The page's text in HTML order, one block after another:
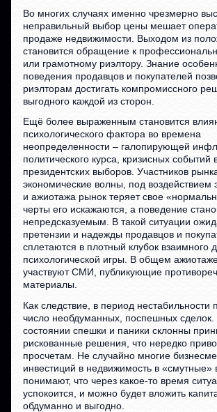
Во многих случаях именно чрезмерно
неправильный выбор цены мешает
продаже недвижимости. Выходом из
становится обращение к
или грамотному риэлтору. Знание
поведения продавцов и покупателей
риэлторам достигать компромиссного
выгодного каждой из сторон.
Ещё более выраженным становится
психологического фактора во времена
неопределенности – галопирующей
политического курса, кризисных событий
президентских выборов. Участников
экономические волны, под воздействием
и ажиотажа рынок теряет свое
черты его искажаются, а поведение
непредсказуемым. В такой ситуации
претензии и надежды продавцов и
сплетаются в плотный клубок взаимного
психологической игры. В общем
участвуют СМИ, публикующие
материалы.
Как следствие, в период нестабильности
число необдуманных, поспешных
состоянии спешки и паники склонны
рискованные решения, что нередко
просчетам. Не случайно многие
инвестиций в недвижимость в
понимают, что через какое-то время
успокоится, и можно будет вложить
обдуманно и выгодно.